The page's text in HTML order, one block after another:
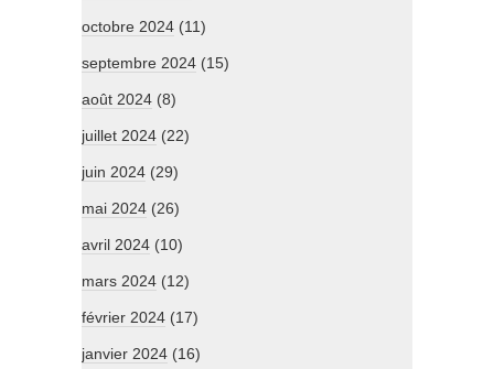
octobre 2024 (11)
septembre 2024 (15)
août 2024 (8)
juillet 2024 (22)
juin 2024 (29)
mai 2024 (26)
avril 2024 (10)
mars 2024 (12)
février 2024 (17)
janvier 2024 (16)